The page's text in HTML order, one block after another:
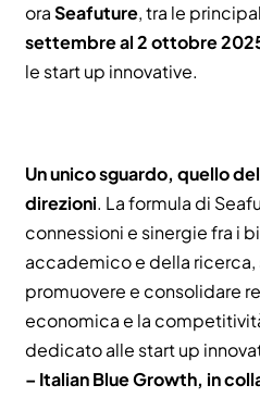
oraSeafuture, tra le
settembre al 2 ottobre
le start up innovative.
Un unico sguardo, quello
direzioni. La formula di
connessioni e sinergie fra i
accademico e della
promuovere e consolidare
economica e la
dedicato alle start up
– Italian Blue Growth, in